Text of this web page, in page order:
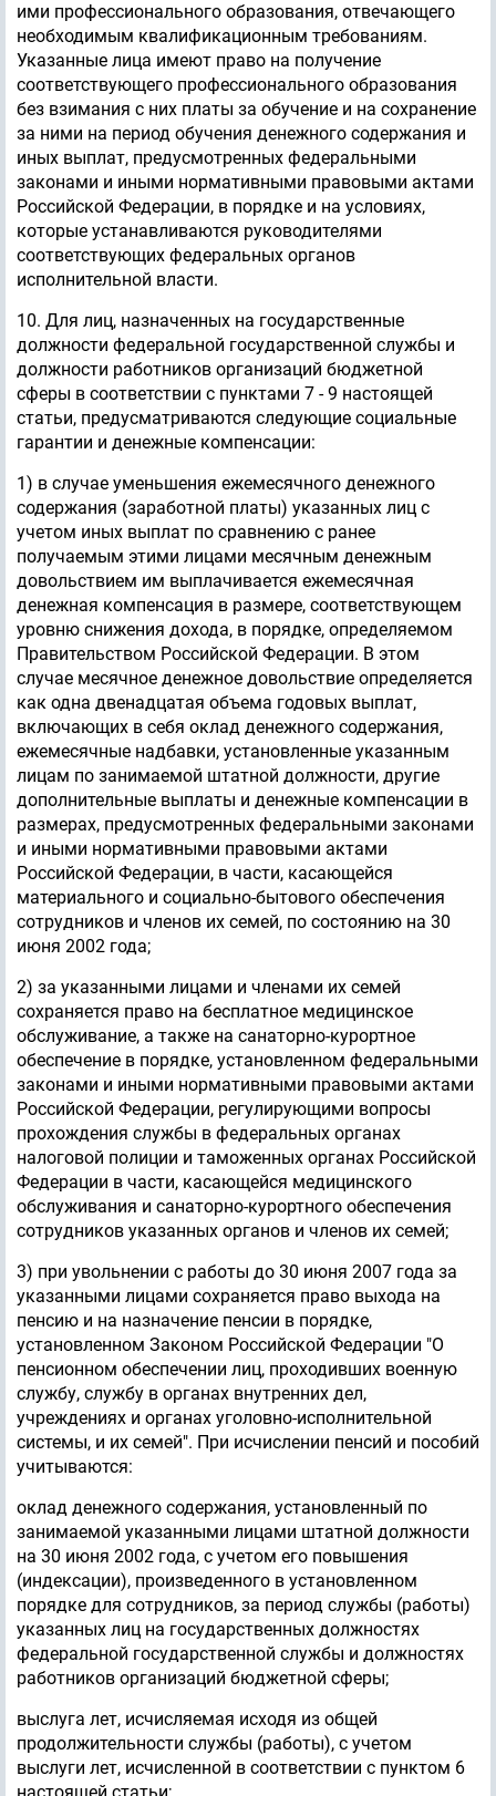
ими профессионального образования, отвечающего
необходимым квалификационным требованиям.
Указанные лица имеют право на получение
соответствующего профессионального образования
без взимания с них платы за обучение и на сохранение
за ними на период обучения денежного содержания и
иных выплат, предусмотренных федеральными
законами и иными нормативными правовыми актами
Российской Федерации, в порядке и на условиях,
которые устанавливаются руководителями
соответствующих федеральных органов
исполнительной власти.
10. Для лиц, назначенных на государственные
должности федеральной государственной службы и
должности работников организаций бюджетной
сферы в соответствии с пунктами 7 - 9 настоящей
статьи, предусматриваются следующие социальные
гарантии и денежные компенсации:
1) в случае уменьшения ежемесячного денежного
содержания (заработной платы) указанных лиц с
учетом иных выплат по сравнению с ранее
получаемым этими лицами месячным денежным
довольствием им выплачивается ежемесячная
денежная компенсация в размере, соответствующем
уровню снижения дохода, в порядке, определяемом
Правительством Российской Федерации. В этом
случае месячное денежное довольствие определяется
как одна двенадцатая объема годовых выплат,
включающих в себя оклад денежного содержания,
ежемесячные надбавки, установленные указанным
лицам по занимаемой штатной должности, другие
дополнительные выплаты и денежные компенсации в
размерах, предусмотренных федеральными законами
и иными нормативными правовыми актами
Российской Федерации, в части, касающейся
материального и социально-бытового обеспечения
сотрудников и членов их семей, по состоянию на 30
июня 2002 года;
2) за указанными лицами и членами их семей
сохраняется право на бесплатное медицинское
обслуживание, а также на санаторно-курортное
обеспечение в порядке, установленном федеральными
законами и иными нормативными правовыми актами
Российской Федерации, регулирующими вопросы
прохождения службы в федеральных органах
налоговой полиции и таможенных органах Российской
Федерации в части, касающейся медицинского
обслуживания и санаторно-курортного обеспечения
сотрудников указанных органов и членов их семей;
3) при увольнении с работы до 30 июня 2007 года за
указанными лицами сохраняется право выхода на
пенсию и на назначение пенсии в порядке,
установленном Законом Российской Федерации "О
пенсионном обеспечении лиц, проходивших военную
службу, службу в органах внутренних дел,
учреждениях и органах уголовно-исполнительной
системы, и их семей". При исчислении пенсий и пособий
учитываются:
оклад денежного содержания, установленный по
занимаемой указанными лицами штатной должности
на 30 июня 2002 года, с учетом его повышения
(индексации), произведенного в установленном
порядке для сотрудников, за период службы (работы)
указанных лиц на государственных должностях
федеральной государственной службы и должностях
работников организаций бюджетной сферы;
выслуга лет, исчисляемая исходя из общей
продолжительности службы (работы), с учетом
выслуги лет, исчисленной в соответствии с пунктом 6